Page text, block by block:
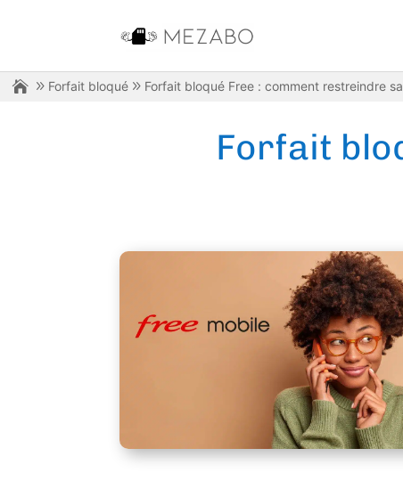
Forfait bloqué Forfait bloqué Free : comment restreindre
Forfait